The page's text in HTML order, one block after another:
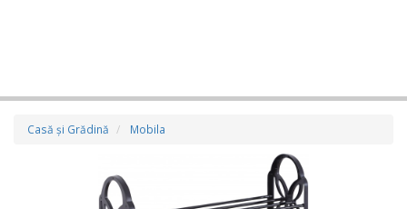
Casă şi Grădină Mobila